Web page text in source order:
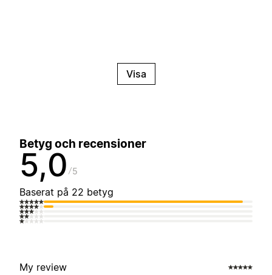
Visa
Betyg och recensioner
5,0 5
Baserat på 22 betyg
My review